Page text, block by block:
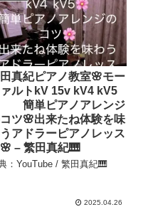
真紀ピアノ教室🌸モー
ルトkV 15v kV4 kV5
簡単ピアノアレンジ
ツ🌸出来たね体験を味
アドラーピアノレッス
– 繁田真紀🎹
：YouTube / 繁田真紀🎹
2025.04.26